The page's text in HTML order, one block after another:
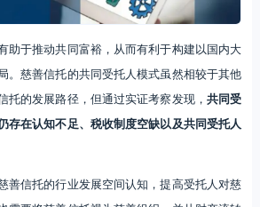
助于推动共同富裕，从而有利于构建以国内大
。慈善信托的共同受托人模式虽然相较于其他
托的发展路径，但通过实证考察发现， 共同受
存在认知不足、税收制度空缺以及共同受托人
善信托的行业发展空间认知，提高受托人对慈